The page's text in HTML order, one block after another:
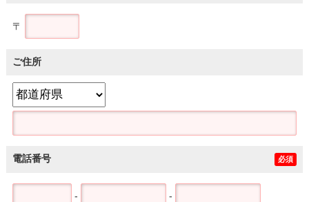
〒
ご住所
電話番号 必須
- -